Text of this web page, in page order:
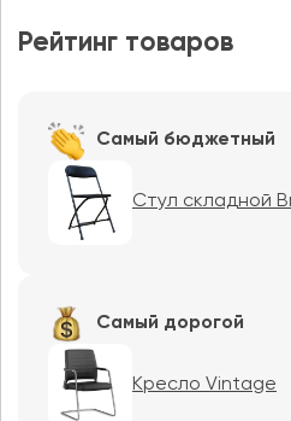
Рейтинг товаров
Самый бюджетный
Стул складной
Самый дорогой
Кресло Vintage